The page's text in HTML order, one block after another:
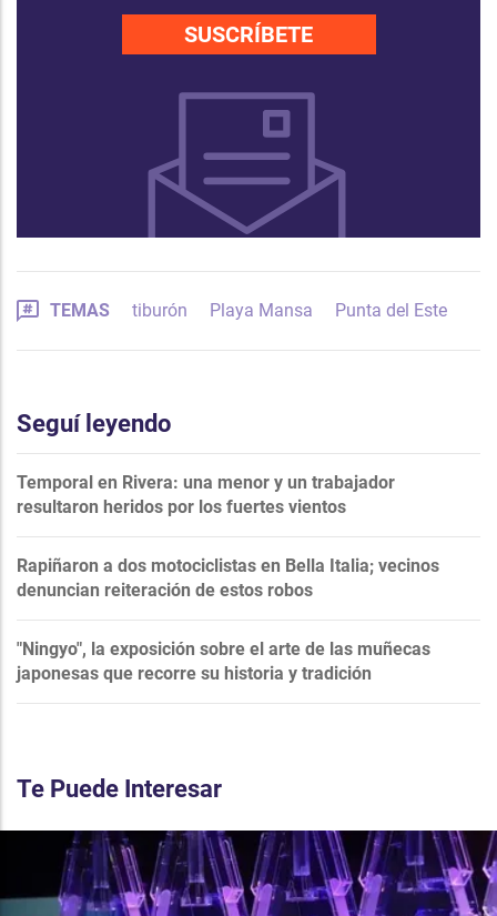
SUSCRÍBETE
TEMAS tiburón Playa Mansa Punta del Este
Seguí leyendo
Temporal en Rivera: una menor y un trabajador
resultaron heridos por los fuertes vientos
Rapiñaron a dos motociclistas en Bella Italia; vecinos
denuncian reiteración de estos robos
"Ningyo", la exposición sobre el arte de las muñecas
japonesas que recorre su historia y tradición
Te Puede Interesar